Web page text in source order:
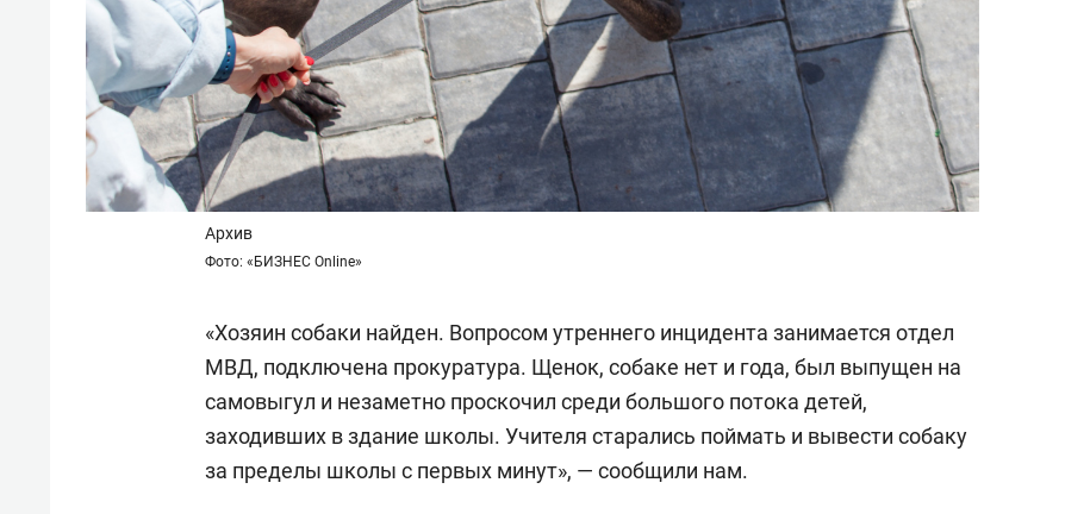
Архив
Фото: «БИЗНЕС Online»
«Хозяин собаки найден. Вопросом утреннего инцидента занимается отдел
МВД, подключена прокуратура. Щенок, собаке нет и года, был выпущен на
самовыгул и незаметно проскочил среди большого потока детей,
заходивших в здание школы. Учителя старались поймать и вывести собаку
за пределы школы с первых минут», — сообщили нам.